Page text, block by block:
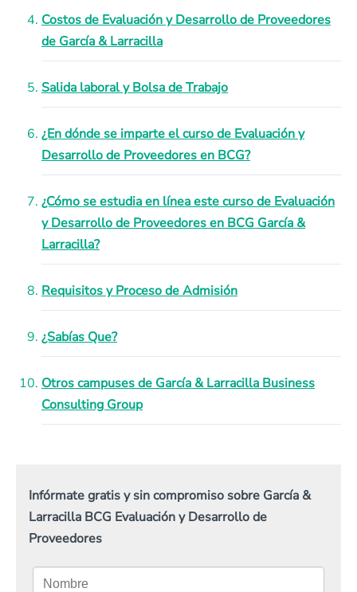
Costos de Evaluación y Desarrollo de Proveedores
de García & Larracilla
Salida laboral y Bolsa de Trabajo
¿En dónde se imparte el curso de Evaluación y
Desarrollo de Proveedores en BCG?
¿Cómo se estudia en línea este curso de Evaluación
y Desarrollo de Proveedores en BCG García &
Larracilla?
Requisitos y Proceso de Admisión
¿Sabías Que?
Otros campuses de García & Larracilla Business
Consulting Group
Infórmate gratis y sin compromiso sobre García &
Larracilla BCG Evaluación y Desarrollo de
Proveedores